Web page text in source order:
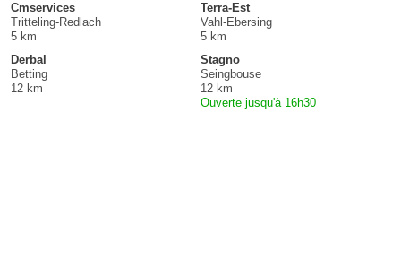
Cmservices
Tritteling-Redlach
5 km
Terra-Est
Vahl-Ebersing
5 km
Derbal
Betting
12 km
Stagno
Seingbouse
12 km
Ouverte jusqu'à 16h30